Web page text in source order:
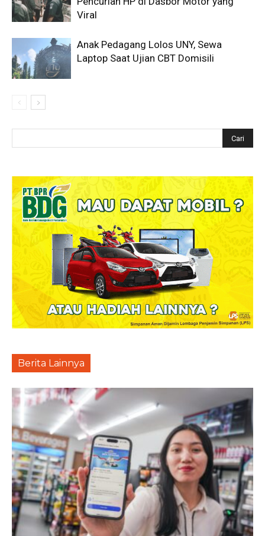
Viral
Anak Pedagang Lolos UNY, Sewa
Laptop Saat Ujian CBT Domisili
Berita Lainnya